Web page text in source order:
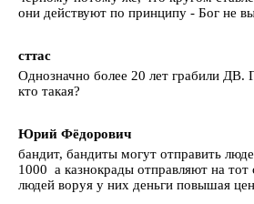
они действуют по принципу - Бог не
сттас
Однозначно более 20 лет грабили
кто такая?
Юрий Фёдорович
бандит, бандиты могут отправить
1000 а казнокрады отправляют на тот
людей воруя у них деньги повышая